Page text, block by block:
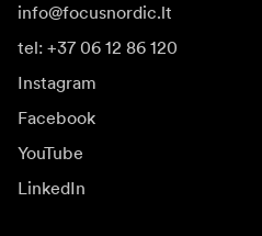
info@focusnordic.lt
tel: +37 06 12 86 120
Instagram
Facebook
YouTube
LinkedIn